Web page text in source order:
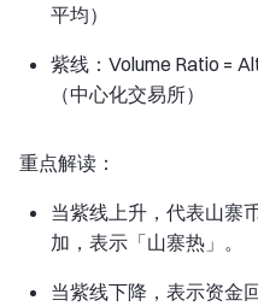
平均）
紫线：Volume Ratio =
（中心化交易所）
重点解读：
当紫线上升，代表山寨
加，表示「山寨热」。
当紫线下降，表示资金